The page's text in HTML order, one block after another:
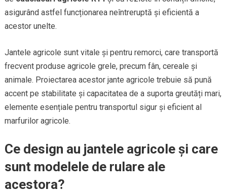
asigurând astfel funcționarea neîntreruptă și eficientă a
acestor unelte.
Jantele agricole sunt vitale și pentru remorci, care transportă
frecvent produse agricole grele, precum fân, cereale și
animale. Proiectarea acestor jante agricole trebuie să pună
accent pe stabilitate și capacitatea de a suporta greutăți mari,
elemente esențiale pentru transportul sigur și eficient al
marfurilor agricole.
Ce design au jantele agricole și care
sunt modelele de rulare ale
acestora?